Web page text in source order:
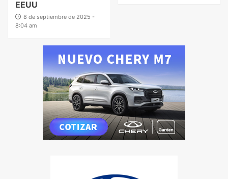
EEUU
8 de septiembre de 2025 -
8:04 am